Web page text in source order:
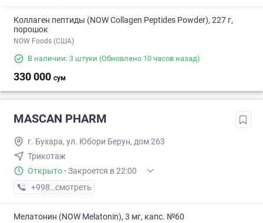
Коллаген пептиды (NOW Collagen Peptides Powder), 227 г,
порошок
NOW Foods (США)
В наличии: 3 штуки (Обновлено 10 часов назад)
330 000 сум
MASCAN PHARM
г. Бухара, ул. Юбори Берун, дом 263
Трикотаж
Открыто · Закроется в 22:00
+998 (97) XXX-XX-XX
смотреть
Мелатонин (NOW Melatonin), 3 мг, капс. №60